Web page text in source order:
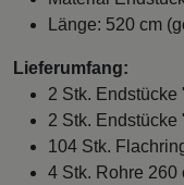
Länge: 520 cm
Lieferumfang:
2 Stk.
2 Stk.
104 Stk.
4 Stk. Rohre 260